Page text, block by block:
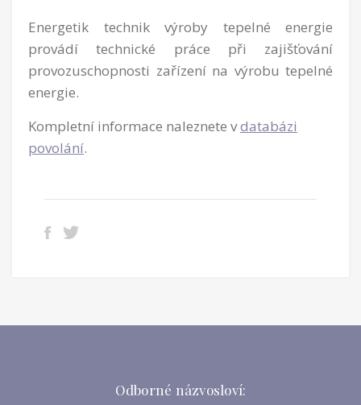
Energetik technik výroby tepelné energie
provádí technické práce při zajišťování
provozuschopnosti zařízení na výrobu tepelné
energie.
Kompletní informace naleznete vdatabázi
povolání.
Odborné názvosloví: